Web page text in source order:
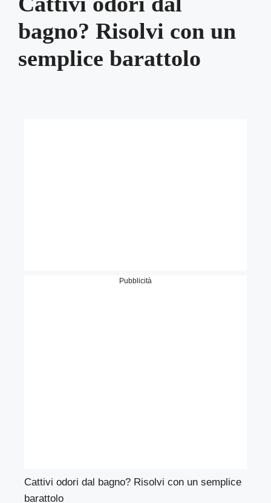
bagno? Risolvi con un
semplice barattolo
Pubblicità
Cattivi odori dal bagno? Risolvi con un semplice
barattolo